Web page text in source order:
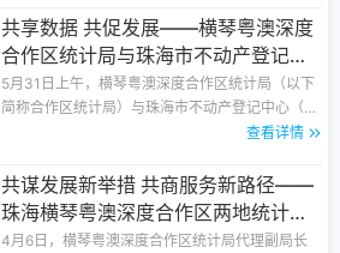
各项目标任务，合作区建设取得显著成效。
共享数据 共促发展——横琴粤澳深度
合作区统计局与珠海市不动产登记中
心战略合作签约仪式圆满举行
5月31日上午，横琴粤澳深度合作区统计局（以下
简称合作区统计局）与珠海市不动产登记中心（以
下简称市不动产中心）关于“共享数据 共促发展”的
代理副局长李秉勋、代理副局长郑文福，班子成员
邹贤康出席了本次签约仪式，合作区统计局及市不
动产中心有关同志参加了签约仪式活动。
查看详情
共谋发展新举措 共商服务新路径——
珠海横琴粤澳深度合作区两地统计部
门深化合作交流
4月6日，横琴粤澳深度合作区统计局代理副局长